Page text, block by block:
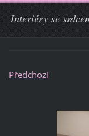
Interiéry se
Předchozí